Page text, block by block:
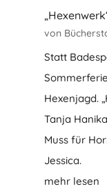
von
Statt
Hexenjagd.
Tanja
Muss für
Jessica.
mehr lesen